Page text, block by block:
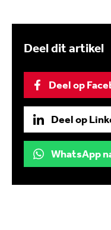
Deel dit artikel
Deel op
Deel op
WhatsApp